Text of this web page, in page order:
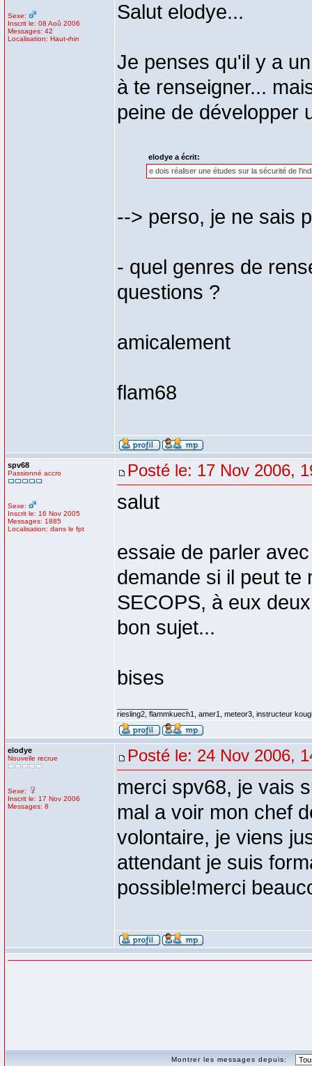
Sexe:
Inscrit le: 08 Aoû 2006
Messages: 42
Localisation: Haut-rhin
Salut elodye...
Je penses qu'il y a
à te renseigner...
peine de développer
elodye a écrit:
e dois réaliser une études sur la sécurité de
--> perso, je ne sais
- quel genres de
questions ?
amicalement
flam68
spv68
Passionné accro
Sexe:
Inscrit le: 16 Nov 2005
Messages: 1885
Localisation: dans le fpt
Posté le: 17 Nov 2006,
salut
essaie de parler
demande si il peut te
SECOPS, à eux
bon sujet...
bises
riesling2, flammkuech1, amer1, meteor3, instructeur
elodye
Nouvelle recrue
Sexe:
Inscrit le: 17 Nov 2006
Messages: 8
Posté le: 24 Nov 2006,
merci spv68, je vais
mal a voir mon chef
volontaire, je viens
attendant je suis
possible!merci
Montrer les messages depuis: